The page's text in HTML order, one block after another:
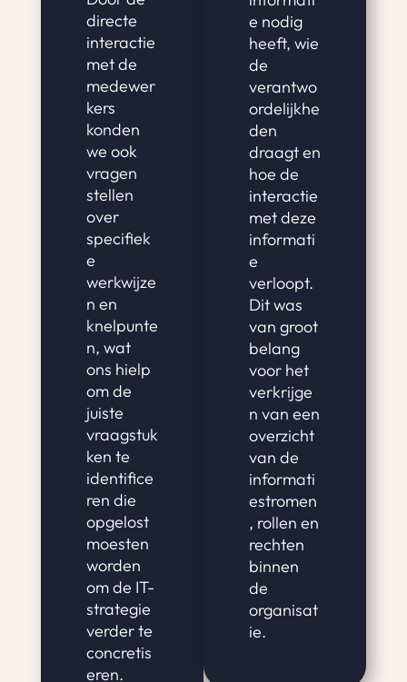
directe
interactie
met de
medewer
kers
konden
we ook
vragen
stellen
over
specifiek
e
werkwijze
n en
knelpunte
n, wat
ons hielp
om de
juiste
vraagstuk
ken te
identifice
ren die
opgelost
moesten
worden
om de IT-
strategie
verder te
concretis
eren.
e nodig
heeft, wie
de
verantwo
ordelijkhe
den
draagt en
hoe de
interactie
met deze
informati
e
verloopt.
Dit was
van groot
belang
voor het
verkrijge
n van een
overzicht
van de
informati
estromen
, rollen en
rechten
binnen
de
organisat
ie.